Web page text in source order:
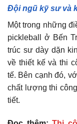
Đội ngũ kỹ sư và
Một trong những
pickleball ở Bến
trúc sư dày dặn
về thiết kế và thi
tế. Bên cạnh đó,
chất lượng thi
tiết.